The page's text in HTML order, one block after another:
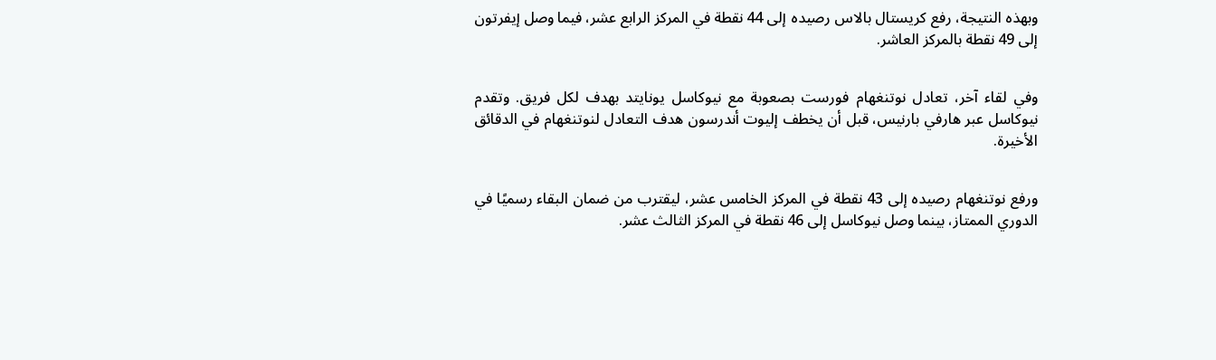
وبهذه النتيجة، رفع كريستال بالاس رصيده إلى 44 نقطة في المركز الرابع عشر، فيما وصل إيفرتون
إلى 49 نقطة بالمركز العاشر.
وفي لقاء آخر، تعادل نوتنغهام فورست بصعوبة مع نيوكاسل يونايتد بهدف لكل فريق. وتقدم
نيوكاسل عبر هارفي بارنيس، قبل أن يخطف إليوت أندرسون هدف التعادل لنوتنغهام في الدقائق
الأخيرة.
ورفع نوتنغهام رصيده إلى 43 نقطة في المركز الخامس عشر، ليقترب من ضمان البقاء رسميًا في
الدوري الممتاز، بينما وصل نيوكاسل إلى 46 نقطة في المركز الثالث عشر.